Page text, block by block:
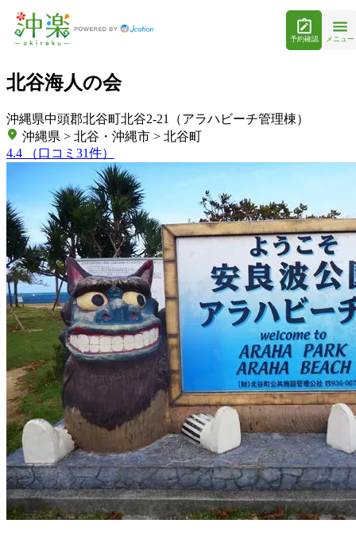
予約確認 メニュー
北谷海人の会
沖縄県中頭郡北谷町北谷2-21（アラハビーチ管理棟）
沖縄県 > 北谷・沖縄市 > 北谷町
4.4
（口コミ31件）